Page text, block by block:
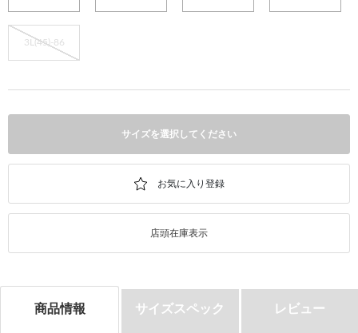
3L(45)-86
サイズを選択してください
店頭在庫表示
商品情報 サイズスペック レビュー